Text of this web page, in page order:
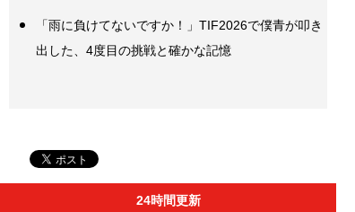
「雨に負けてないですか！」TIF2026で僕青が叩き
出した、4度目の挑戦と確かな記憶
24時間更新